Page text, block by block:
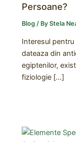
Persoane?
Blog / ByStela
Interesul
dateaza din
egiptenilor,
fiziologie […]